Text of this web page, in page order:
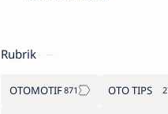
Rubrik
OTOMOTIF OTO TIPS